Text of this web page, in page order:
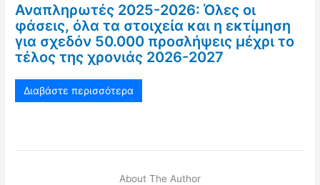
Αναπληρωτές 2025-2026: Όλες οι
φάσεις, όλα τα στοιχεία και η εκτίμηση
για σχεδόν 50.000 προσλήψεις μέχρι το
τέλος της χρονιάς 2026-2027
Διαβάστε περισσότερα
About The Author